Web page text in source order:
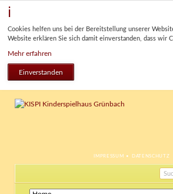
Cookies helfen uns bei der Bereitstellung unserer
Website erklären Sie sich damit einverstanden, dass wir
Mehr erfahren
Einverstanden
NAVIGATION
IMPRESSUM DATENSCHUTZ
Navigation